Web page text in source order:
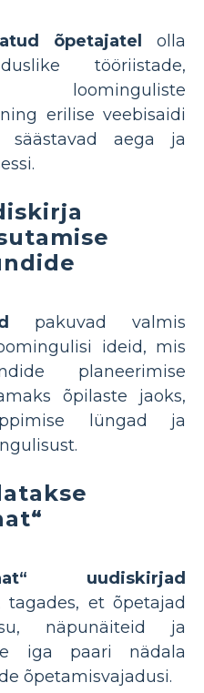
õpetajatel
olla
tööriistade,
loominguliste
erilise veebisaidi
säästavad aega ja
pakuvad valmis
ideid, mis
planeerimise
õpilaste jaoks,
lüngad ja
uudiskirjad
et õpetajad
näpunäiteid ja
iga paari nädala
õpetamisvajadusi.